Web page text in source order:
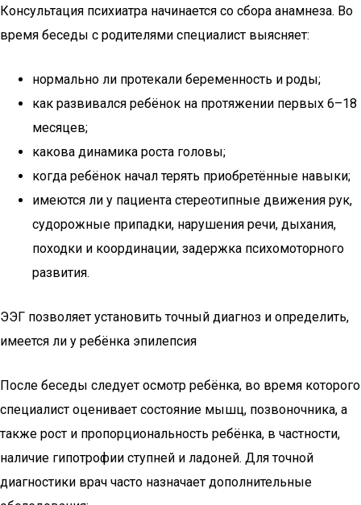
Консультация психиатра начинается со сбора анамнеза. Во
время беседы с родителями специалист выясняет:
нормально ли протекали беременность и роды;
как развивался ребёнок на протяжении первых 6–18
месяцев;
какова динамика роста головы;
когда ребёнок начал терять приобретённые навыки;
имеются ли у пациента стереотипные движения рук,
судорожные припадки, нарушения речи, дыхания,
походки и координации, задержка психомоторного
развития.
ЭЭГ позволяет установить точный диагноз и определить,
имеется ли у ребёнка эпилепсия
После беседы следует осмотр ребёнка, во время которого
специалист оценивает состояние мышц, позвоночника, а
также рост и пропорциональность ребёнка, в частности,
наличие гипотрофии ступней и ладоней. Для точной
диагностики врач часто назначает дополнительные